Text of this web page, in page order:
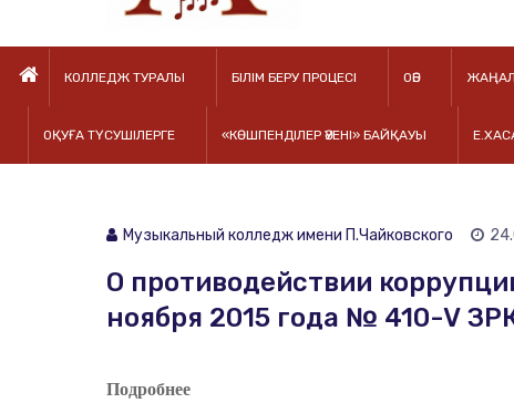
КОЛЛЕДЖ ТУРАЛЫ БІЛІМ БЕРУ ПРОЦЕСІ ОӘБ
ОҚУҒА ТҮСУШІЛЕРГЕ «КӨШПЕНДІЛЕР ӘУЕНІ» БАЙҚАУЫ
Музыкальный колледж имени П.Чайковского
О противодействии
ноября 2015 года № 410-V
Подробнее